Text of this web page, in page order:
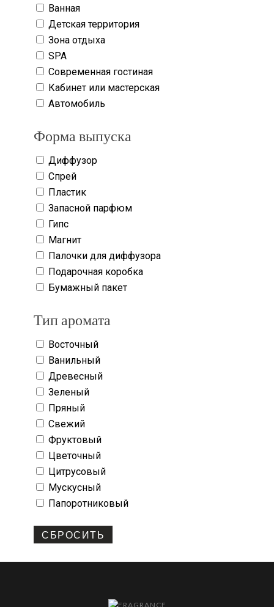
Ванная
Детская территория
Зона отдыха
SPA
Современная гостиная
Кабинет или мастерская
Автомобиль
Форма выпуска
Диффузор
Спрей
Пластик
Запасной парфюм
Гипс
Магнит
Палочки для диффузора
Подарочная коробка
Бумажный пакет
Тип аромата
Восточный
Ванильный
Древесный
Зеленый
Пряный
Свежий
Фруктовый
Цветочный
Цитрусовый
Мускусный
Папоротниковый
СБРОСИТЬ